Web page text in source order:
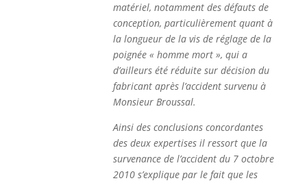
matériel, notamment des défauts de
conception, particulièrement quant à
la longueur de la vis de réglage de la
poignée « homme mort », qui a
d’ailleurs été réduite sur décision du
fabricant après l’accident survenu à
Monsieur Broussal.
Ainsi des conclusions concordantes
des deux expertises il ressort que la
survenance de l’accident du 7 octobre
2010 s’explique par le fait que les